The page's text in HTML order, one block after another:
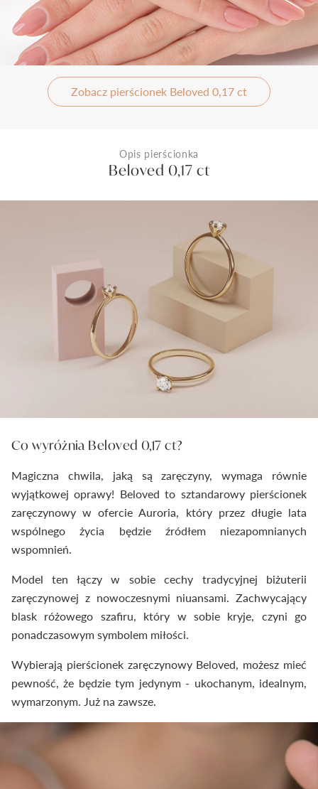
Zobacz pierścionek Beloved 0,17 ct
Opis pierścionka
Beloved 0,17 ct
Co wyróżnia Beloved 0,17 ct?
Magiczna chwila, jaką są zaręczyny, wymaga równie
wyjątkowej oprawy! Beloved to sztandarowy pierścionek
zaręczynowy w ofercie Auroria, który przez długie lata
wspólnego życia będzie źródłem niezapomnianych
wspomnień.
Model ten łączy w sobie cechy tradycyjnej biżuterii
zaręczynowej z nowoczesnymi niuansami. Zachwycający
blask różowego szafiru, który w sobie kryje, czyni go
ponadczasowym symbolem miłości.
Wybierają pierścionek zaręczynowy Beloved, możesz mieć
pewność, że będzie tym jedynym - ukochanym, idealnym,
wymarzonym. Już na zawsze.